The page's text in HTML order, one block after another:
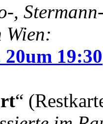
,
Wien:
20um 19:30
“